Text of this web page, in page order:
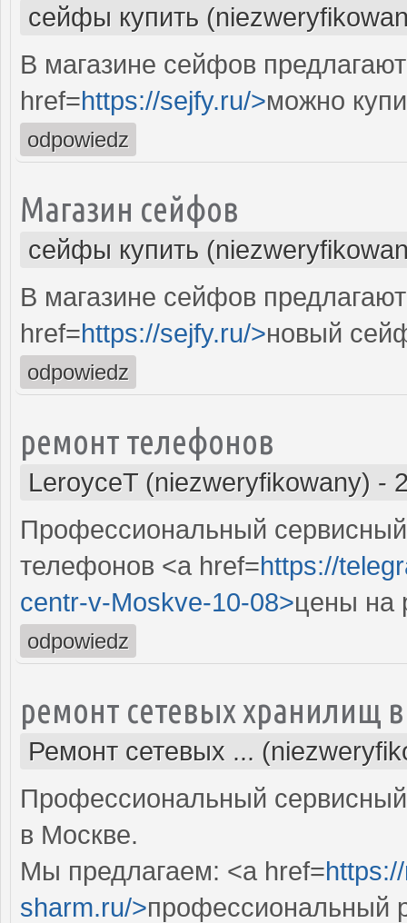
сейфы купить
В магазине сейфов
href=https://sejfy.ru/>можно
odpowiedz
Магазин сейфов
сейфы купить
В магазине сейфов
href=https://sejfy.ru/>новый
odpowiedz
ремонт телефонов
LeroyceT (niezweryfikowany) -
Профессиональный
телефонов <a href=https://
centr-v-Moskve-10-08>цены на
odpowiedz
ремонт сетевых хранилищ
Ремонт сетевых ...
Профессиональный
в Москве.
Мы предлагаем: <a href=
sharm.ru/>профессиональный